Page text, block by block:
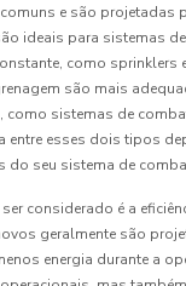
e são projetadas
ideais para sistemas
como sprinklers
são mais
como sistemas de
entre esses dois tipos
do seu sistema de
considerado é a
geralmente são
energia durante a